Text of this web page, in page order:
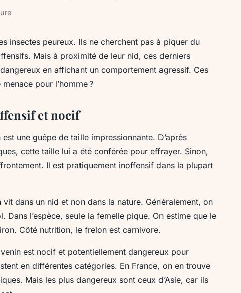
insectes peureux. Ils ne cherchent pas à piquer du
Mais à proximité de leur nid, ces derniers
en affichant un comportement agressif. Ces
pour l’homme ?
et nocif
une guêpe de taille impressionnante. D’après
cette taille lui a été conférée pour effrayer. Sinon,
Il est pratiquement inoffensif dans la plupart
dans un nid et non dans la nature. Généralement, on
Dans l’espèce, seule la femelle pique. On estime que le
Côté nutrition, le frelon est carnivore.
est nocif et potentiellement dangereux pour
en différentes catégories. En France, on en trouve
Mais les plus dangereux sont ceux d’Asie, car ils